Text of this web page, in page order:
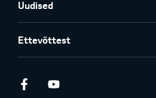
Uudised
Ettevõttest
Facebook